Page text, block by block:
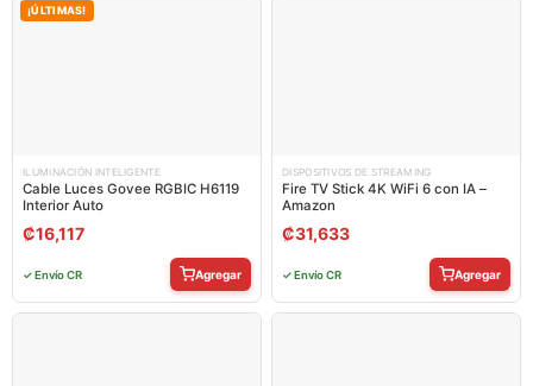
¡ÚLTIMAS!
ILUMINACIÓN INTELIGENTE
Cable Luces Govee RGBIC H6119
Interior Auto
₡16,117
✓ Envío CR Agregar
DISPOSITIVOS DE STREAMING
Fire TV Stick 4K WiFi 6 con IA –
Amazon
₡31,633
✓ Envío CR Agregar